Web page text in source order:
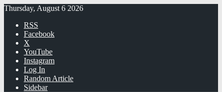
Thursday, August 6 2026
RSS
Facebook
X
YouTube
Instagram
Log In
Random Article
Sidebar